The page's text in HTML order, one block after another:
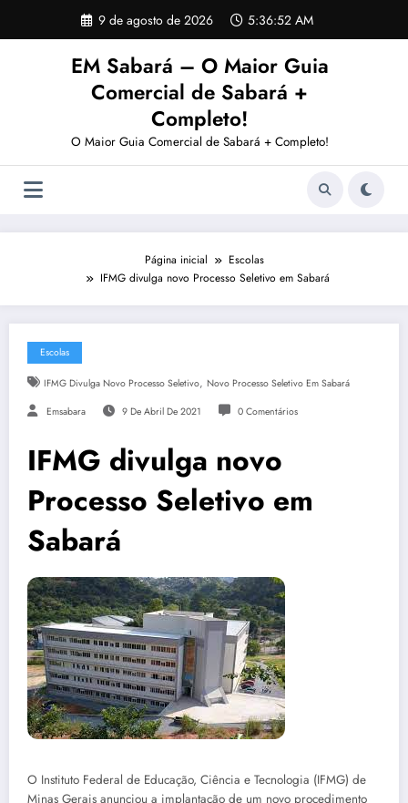
o
9 de agosto de 2026 5:36:53 AM
EM Sabará – O Maior Guia
Comercial de Sabará +
Completo!
O Maior Guia Comercial de Sabará + Completo!
Página inicial
Escolas
IFMG divulga novo Processo Seletivo em Sabará
Escolas
IFMG Divulga Novo Processo Seletivo, Novo Processo Seletivo Em Sabará
Emsabara 9 De Abril De 2021 0 Comentários
IFMG divulga novo
Processo Seletivo em
Sabará
O Instituto Federal de Educação, Ciência e Tecnologia (IFMG) de
Minas Gerais anunciou a implantação de um novo procedimento